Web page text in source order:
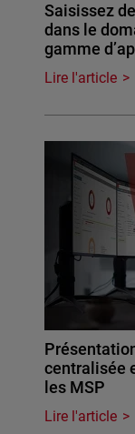
Saisissez
dans le
gamme
Lire l'article
centralisée
les MSP
Lire l'article